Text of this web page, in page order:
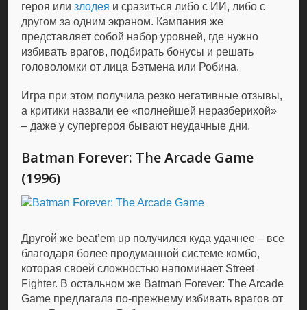
героя илизлодея и сразиться либо с ИИ, либо с
другом за одним экраном. Кампания же
представляет собой набор уровней, где нужно
избивать врагов, подбирать бонусы и решать
головоломки от лица Бэтмена или Робина.
Игра при этом получила резко негативные отзывы,
а критики назвали ее «полнейшей неразберихой»
– даже у супергероя бывают неудачные дни.
Batman Forever: The Arcade Game
(1996)
Другой же beat’em up получился куда удачнее – все
благодаря более продуманной системе комбо,
которая своей сложностью напоминает Street
Fighter. В остальном же Batman Forever: The Arcade
Game предлагала по-прежнему избивать врагов от